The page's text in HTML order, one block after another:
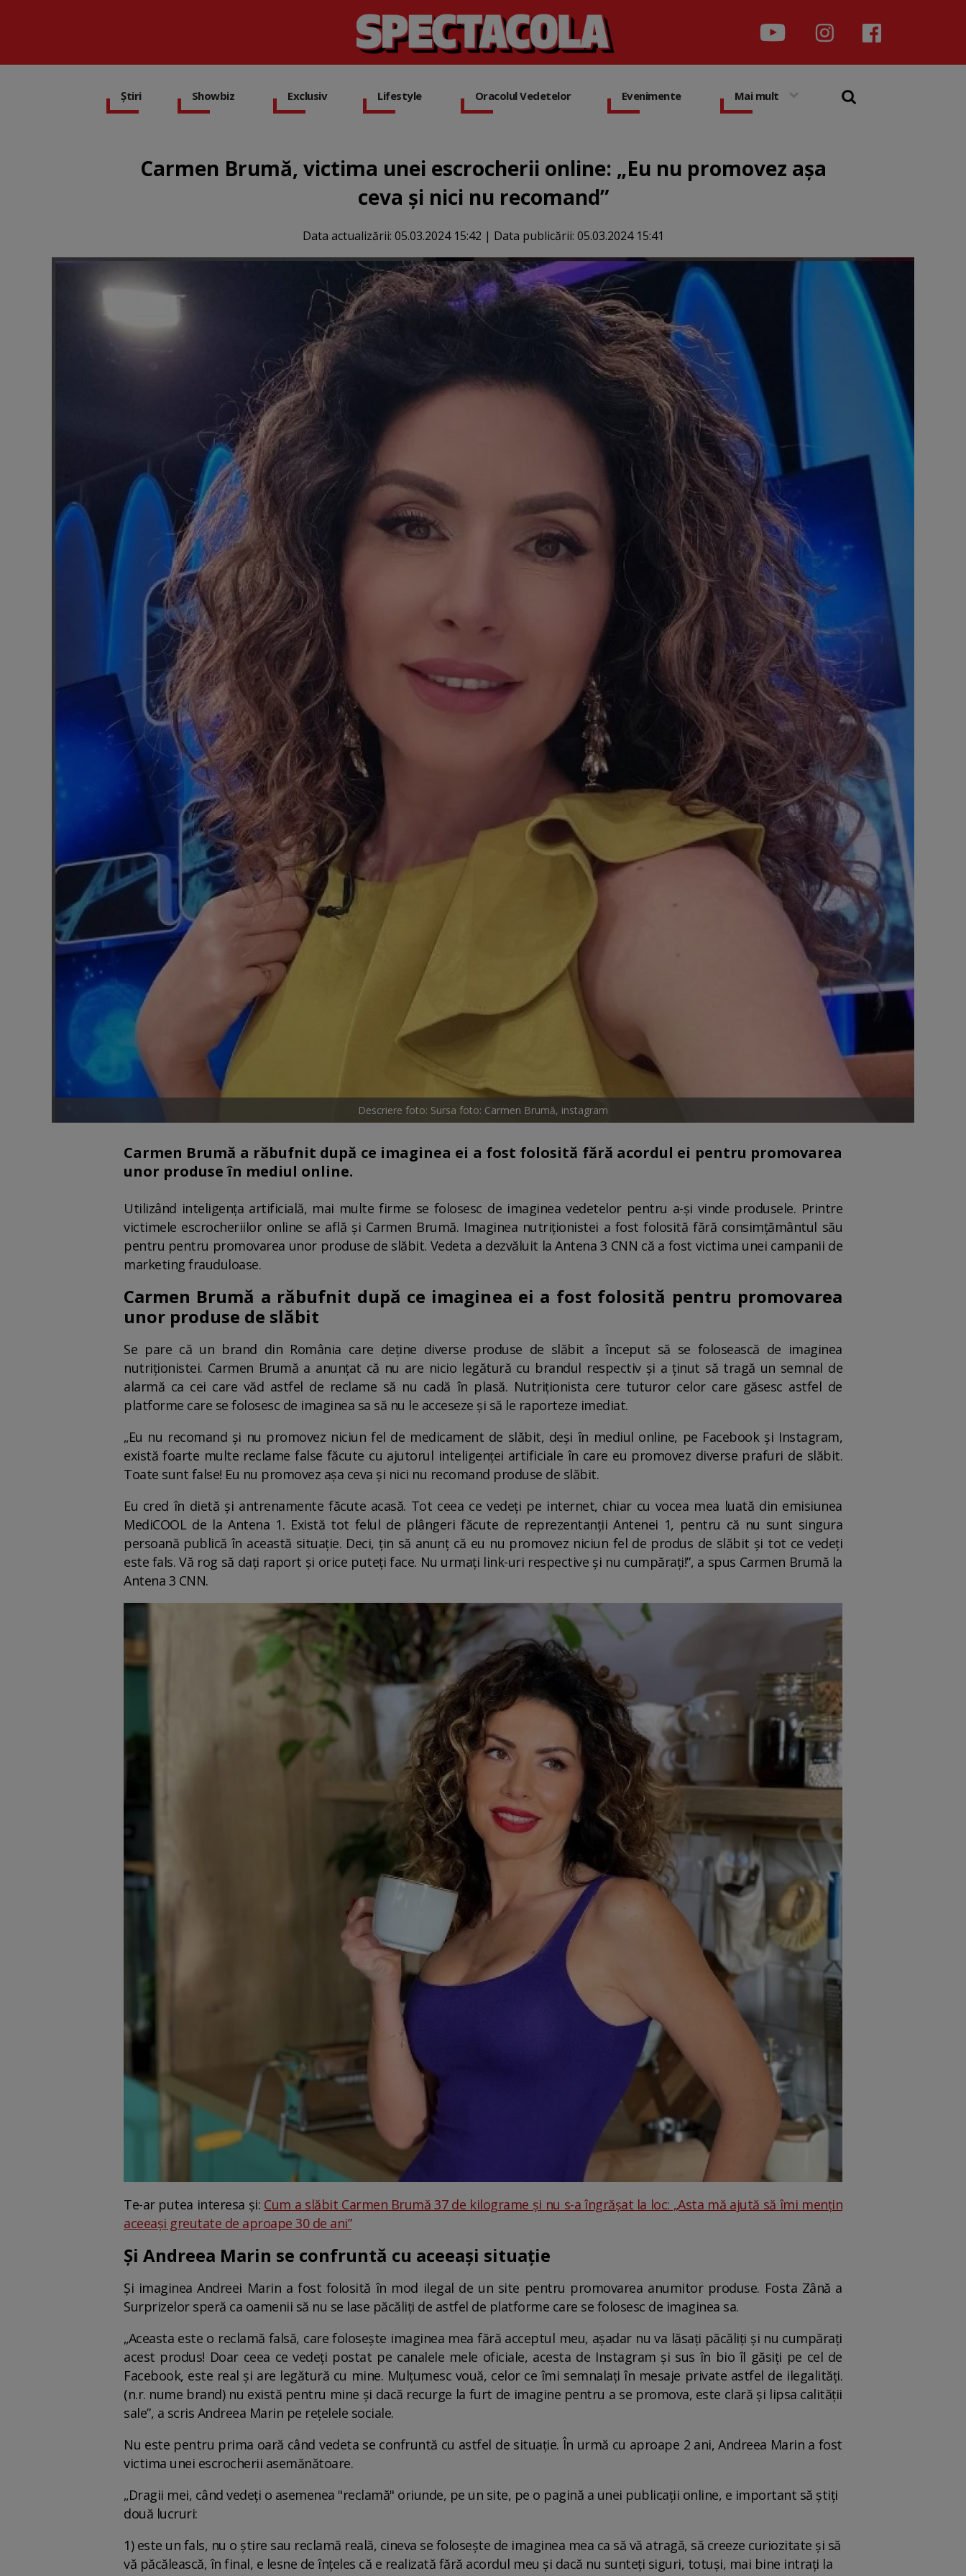
Știri Showbiz Exclusiv Lifestyle Oracolul Vedetelor Evenimente Mai mult
Carmen Brumă, victima unei escrocherii online: „Eu nu promovez așa
ceva și nici nu recomand”
Data actualizării: 05.03.2024 15:42 | Data publicării: 05.03.2024 15:41
Descriere foto: Sursa foto: Carmen Brumă, instagram
Carmen Brumă a răbufnit după ce imaginea ei a fost folosită fără acordul ei pentru promovarea
unor produse în mediul online.
Utilizând inteligența artificială, mai multe firme se folosesc de imaginea vedetelor pentru a-și vinde produsele. Printre
victimele escrocheriilor online se află și Carmen Brumă. Imaginea nutriționistei a fost folosită fără consimțământul său
pentru pentru promovarea unor produse de slăbit. Vedeta a dezvăluit la Antena 3 CNN că a fost victima unei campanii de
marketing frauduloase.
Carmen Brumă a răbufnit după ce imaginea ei a fost folosită pentru promovarea
unor produse de slăbit
Se pare că un brand din România care deține diverse produse de slăbit a început să se folosească de imaginea
nutriționistei. Carmen Brumă a anunțat că nu are nicio legătură cu brandul respectiv și a ținut să tragă un semnal de
alarmă ca cei care văd astfel de reclame să nu cadă în plasă. Nutriționista cere tuturor celor care găsesc astfel de
platforme care se folosesc de imaginea sa să nu le acceseze și să le raporteze imediat.
„Eu nu recomand și nu promovez niciun fel de medicament de slăbit, deși în mediul online, pe Facebook și Instagram,
există foarte multe reclame false făcute cu ajutorul inteligenței artificiale în care eu promovez diverse prafuri de slăbit.
Toate sunt false! Eu nu promovez așa ceva și nici nu recomand produse de slăbit.
Eu cred în dietă și antrenamente făcute acasă. Tot ceea ce vedeți pe internet, chiar cu vocea mea luată din emisiunea
MediCOOL de la Antena 1. Există tot felul de plângeri făcute de reprezentanții Antenei 1, pentru că nu sunt singura
persoană publică în această situație. Deci, țin să anunț că eu nu promovez niciun fel de produs de slăbit și tot ce vedeți
este fals. Vă rog să dați raport și orice puteți face. Nu urmați link-uri respective și nu cumpărați!”, a spus Carmen Brumă la
Antena 3 CNN.
Te-ar putea interesa și: Cum a slăbit Carmen Brumă 37 de kilograme și nu s-a îngrășat la loc: „Asta mă ajută să îmi mențin
aceeași greutate de aproape 30 de ani”
Și Andreea Marin se confruntă cu aceeași situație
Și imaginea Andreei Marin a fost folosită în mod ilegal de un site pentru promovarea anumitor produse. Fosta Zână a
Surprizelor speră ca oamenii să nu se lase păcăliți de astfel de platforme care se folosesc de imaginea sa.
„Aceasta este o reclamă falsă, care folosește imaginea mea fără acceptul meu, așadar nu va lăsați păcăliți și nu cumpărați
acest produs! Doar ceea ce vedeți postat pe canalele mele oficiale, acesta de Instagram și sus în bio îl găsiți pe cel de
Facebook, este real și are legătură cu mine. Mulțumesc vouă, celor ce îmi semnalați în mesaje private astfel de ilegalități.
(n.r. nume brand) nu există pentru mine și dacă recurge la furt de imagine pentru a se promova, este clară și lipsa calității
sale”, a scris Andreea Marin pe rețelele sociale.
Nu este pentru prima oară când vedeta se confruntă cu astfel de situație. În urmă cu aproape 2 ani, Andreea Marin a fost
victima unei escrocherii asemănătoare.
„Dragii mei, când vedeți o asemenea "reclamă" oriunde, pe un site, pe o pagină a unei publicații online, e important să știți
două lucruri:
1) este un fals, nu o știre sau reclamă reală, cineva se folosește de imaginea mea ca să vă atragă, să creeze curiozitate și să
vă păcălească, în final, e lesne de înțeles că e realizată fără acordul meu și dacă nu sunteți siguri, totuși, mai bine intrați la